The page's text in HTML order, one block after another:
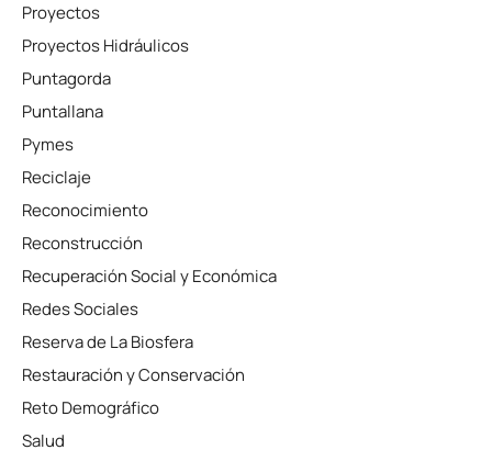
Proyectos
Proyectos Hidráulicos
Puntagorda
Puntallana
Pymes
Reciclaje
Reconocimiento
Reconstrucción
Recuperación Social y Económica
Redes Sociales
Reserva de La Biosfera
Restauración y Conservación
Reto Demográfico
Salud